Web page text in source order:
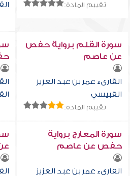
تقييم المادة:
سورة القلم برواية حفص
عن عاصم
القارىء عمر بن عبد العزيز
القبيسي
تقييم المادة:
سورة المعارج برواية
حفص عن عاصم
القارىء عمر بن عبد العزيز